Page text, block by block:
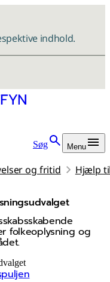
indhold.
Søg Menu
og fritid Hjælp
folkeoplysning og